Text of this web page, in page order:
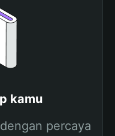
kamu
percaya